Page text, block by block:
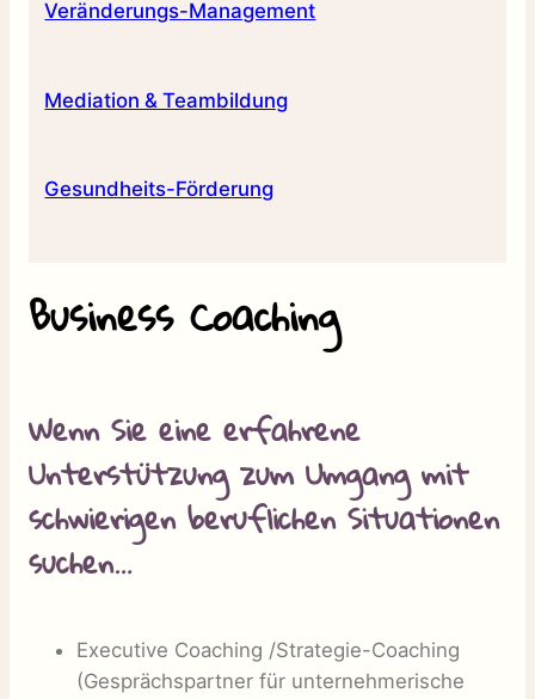
Veränderungs-Management
Mediation & Teambildung
Gesundheits-Förderung
Business Coaching
Wenn Sie eine erfahrene
Unterstützung zum Umgang mit
schwierigen beruflichen Situationen
suchen…
Executive Coaching /Strategie-Coaching
(Gesprächspartner für unternehmerische